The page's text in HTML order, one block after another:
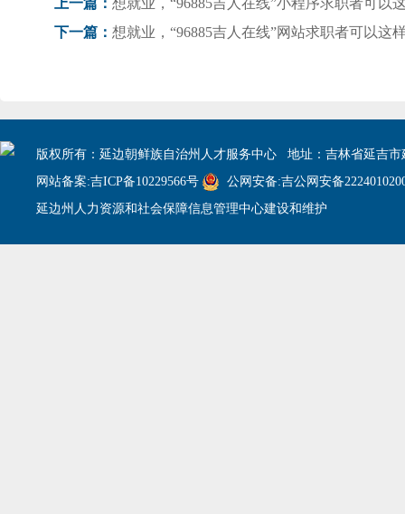
上一篇： 想就业，“96885吉人在线”小程序求职者可以
下一篇： 想就业，“96885吉人在线”网站求职者可以这
版权所有：延边朝鲜族自治州人才服务中心 地址：吉林省延吉市
网站备案:吉ICP备10229566号
公网安备:吉公网安备
延边州人力资源和社会保障信息管理中心建设和维护